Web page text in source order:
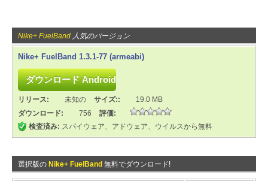
Nike+ FuelBand 人気のバージョン
Nike+ FuelBand 1.3.1-77 (armeabi)
リリース: 未知の サイズ::
19.0 MB
ダウンロード:
756
評価:
検査済み: スパイウェア、アドウェア、ウイルスから無料
選択版の Nike+ FuelBand 無料でダウンロード!